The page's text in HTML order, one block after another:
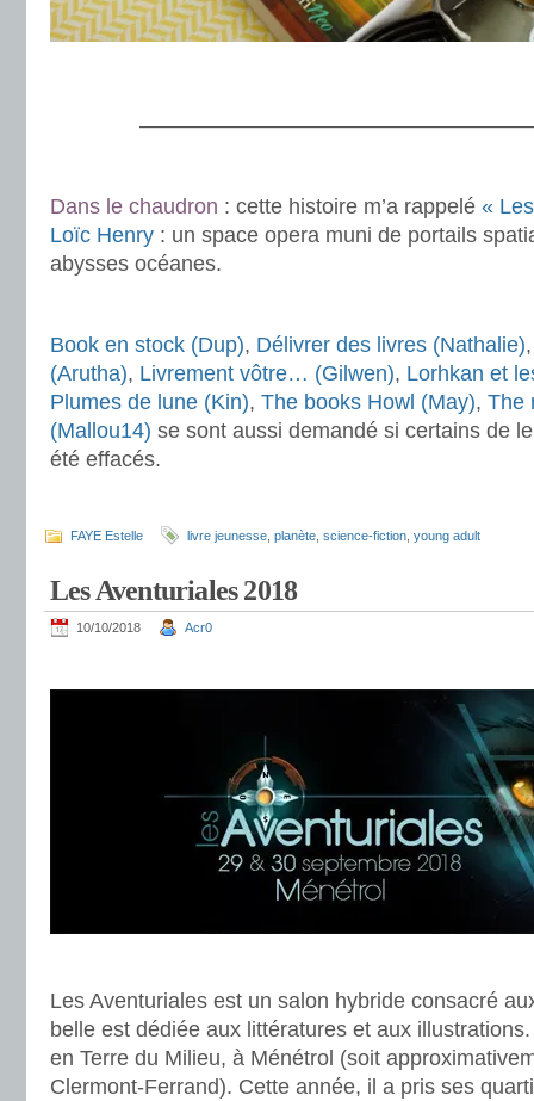
Dans le chaudron : cette histoire m’a rappelé «
Loïc Henry : un space opera muni de portails
abysses océanes.
Book en stock (Dup), Délivrer des livres (Nathalie)
(Arutha), Livrement vôtre… (Gilwen), Lorhkan et
Plumes de lune (Kin), The books Howl (May), The
(Mallou14) se sont aussi demandé si certains de
été effacés.
FAYE Estelle livre jeunesse planète science-fiction young adult
Les Aventuriales 2018
10/10/2018 Acr0
Les Aventuriales est un salon hybride consacré
belle est dédiée aux littératures et aux
en Terre du Milieu, à Ménétrol (soit
Clermont-Ferrand). Cette année, il a pris ses